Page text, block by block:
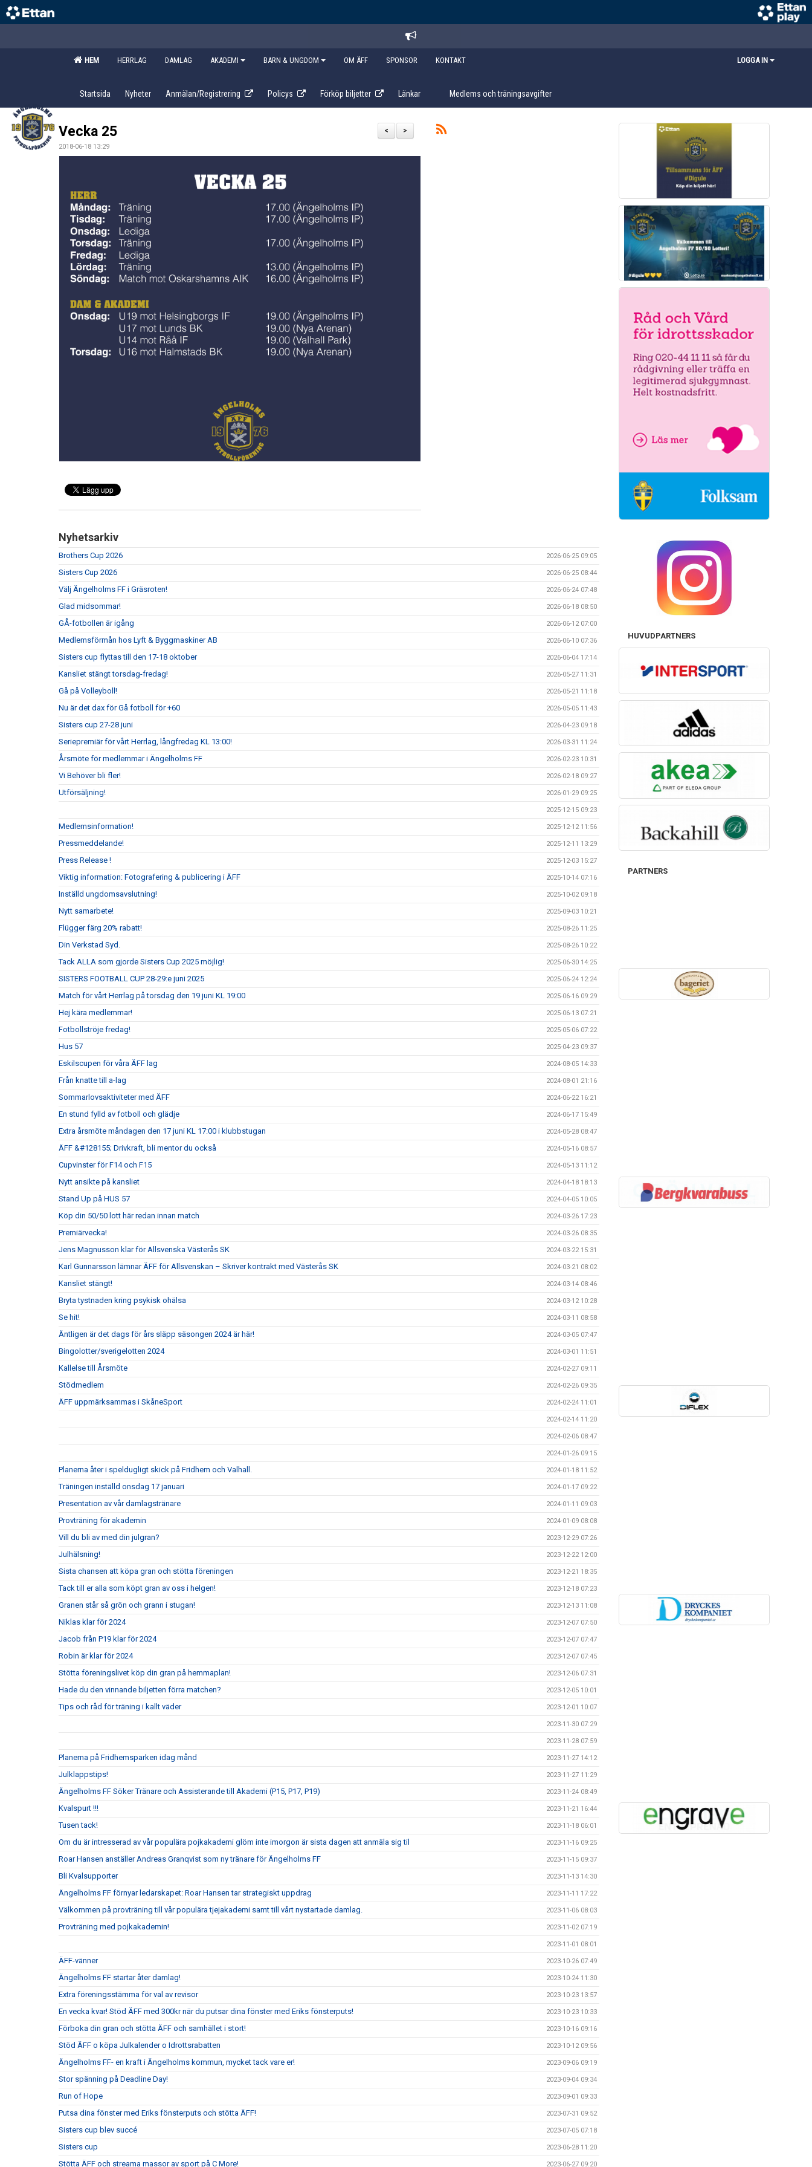
HEM HERRLAG DAMLAG AKADEMI BARN & UNGDOM OM ÄFF SPONSOR KONTAKT LOGGA IN
Startsida Nyheter Anmälan/Registrering Policys Förköp biljetter Länkar Medlems och träningsavgifter
>
<
Vecka 25
2018-06-18 13:29
Nyhetsarkiv
Brothers Cup 2026 2026-06-25 09:05
Sisters Cup 2026 2026-06-25 08:44
Välj Ängelholms FF i Gräsroten! 2026-06-24 07:48
Glad midsommar! 2026-06-18 08:50
GÅ-fotbollen är igång 2026-06-12 07:00
Medlemsförmån hos Lyft & Byggmaskiner AB 2026-06-10 07:36
Sisters cup flyttas till den 17-18 oktober 2026-06-04 17:14
Kansliet stängt torsdag-fredag! 2026-05-27 11:31
Gå på Volleyboll! 2026-05-21 11:18
Nu är det dax för Gå fotboll för +60 2026-05-05 11:43
Sisters cup 27-28 juni 2026-04-23 09:18
Seriepremiär för vårt Herrlag, långfredag KL 13:00! 2026-03-31 11:24
Årsmöte för medlemmar i Ängelholms FF 2026-02-23 10:31
Vi Behöver bli fler! 2026-02-18 09:27
Utförsäljning! 2026-01-29 09:25
2025-12-15 09:23
Medlemsinformation! 2025-12-12 11:56
Pressmeddelande! 2025-12-11 13:29
Press Release ! 2025-12-03 15:27
Viktig information: Fotografering & publicering i ÄFF 2025-10-14 07:16
Inställd ungdomsavslutning! 2025-10-02 09:18
Nytt samarbete! 2025-09-03 10:21
Flügger färg 20% rabatt! 2025-08-26 11:25
Din Verkstad Syd. 2025-08-26 10:22
Tack ALLA som gjorde Sisters Cup 2025 möjlig! 2025-06-30 14:25
SISTERS FOOTBALL CUP 28-29:e juni 2025 2025-06-24 12:24
Match för vårt Herrlag på torsdag den 19 juni KL 19:00 2025-06-16 09:29
Hej kära medlemmar! 2025-06-13 07:21
Fotbollströje fredag! 2025-05-06 07:22
Hus 57 2025-04-23 09:37
Eskilscupen för våra ÄFF lag 2024-08-05 14:33
Från knatte till a-lag 2024-08-01 21:16
Sommarlovsaktiviteter med ÄFF 2024-06-22 16:21
En stund fylld av fotboll och glädje 2024-06-17 15:49
Extra årsmöte måndagen den 17 juni KL 17:00 i klubbstugan 2024-05-28 08:47
ÄFF &#128155; Drivkraft, bli mentor du också 2024-05-16 08:57
Cupvinster för F14 och F15 2024-05-13 11:12
Nytt ansikte på kansliet 2024-04-18 18:13
Stand Up på HUS 57 2024-04-05 10:05
Köp din 50/50 lott här redan innan match 2024-03-26 17:23
Premiärvecka! 2024-03-26 08:35
Jens Magnusson klar för Allsvenska Västerås SK 2024-03-22 15:31
Karl Gunnarsson lämnar ÄFF för Allsvenskan – Skriver kontrakt med Västerås SK 2024-03-21 08:02
Kansliet stängt! 2024-03-14 08:46
Bryta tystnaden kring psykisk ohälsa 2024-03-12 10:28
Se hit! 2024-03-11 08:58
Äntligen är det dags för års släpp säsongen 2024 är här! 2024-03-05 07:47
Bingolotter/sverigelotten 2024 2024-03-01 11:51
Kallelse till Årsmöte 2024-02-27 09:11
Stödmedlem 2024-02-26 09:35
ÄFF uppmärksammas i SkåneSport 2024-02-24 11:01
2024-02-14 11:20
2024-02-06 08:47
2024-01-26 09:15
Planerna åter i speldugligt skick på Fridhem och Valhall. 2024-01-18 11:52
Träningen inställd onsdag 17 januari 2024-01-17 09:22
Presentation av vår damlagstränare 2024-01-11 09:03
Provträning för akademin 2024-01-09 08:08
Vill du bli av med din julgran? 2023-12-29 07:26
Julhälsning! 2023-12-22 12:00
Sista chansen att köpa gran och stötta föreningen 2023-12-21 18:35
Tack till er alla som köpt gran av oss i helgen! 2023-12-18 07:23
Granen står så grön och grann i stugan! 2023-12-13 11:08
Niklas klar för 2024 2023-12-07 07:50
Jacob från P19 klar för 2024 2023-12-07 07:47
Robin är klar för 2024 2023-12-07 07:45
Stötta föreningslivet köp din gran på hemmaplan! 2023-12-06 07:31
Hade du den vinnande biljetten förra matchen? 2023-12-05 10:01
Tips och råd för träning i kallt väder 2023-12-01 10:07
2023-11-30 07:29
2023-11-28 07:59
Planerna på Fridhemsparken idag månd 2023-11-27 14:12
Julklappstips! 2023-11-27 11:29
Ängelholms FF Söker Tränare och Assisterande till Akademi (P15, P17, P19) 2023-11-24 08:49
Kvalspurt !!! 2023-11-21 16:44
Tusen tack! 2023-11-18 06:01
Om du är intresserad av vår populära pojkakademi glöm inte imorgon är sista dagen att anmäla sig til 2023-11-16 09:25
Roar Hansen anställer Andreas Granqvist som ny tränare för Ängelholms FF 2023-11-15 09:37
Bli Kvalsupporter 2023-11-13 14:30
Ängelholms FF förnyar ledarskapet: Roar Hansen tar strategiskt uppdrag 2023-11-11 17:22
Välkommen på provträning till vår populära tjejakademi samt till vårt nystartade damlag. 2023-11-06 08:03
Provträning med pojkakademin! 2023-11-02 07:19
2023-11-01 08:01
ÄFF-vänner 2023-10-26 07:49
Ängelholms FF startar åter damlag! 2023-10-24 11:30
Extra föreningsstämma för val av revisor 2023-10-23 13:57
En vecka kvar! Stöd ÄFF med 300kr när du putsar dina fönster med Eriks fönsterputs! 2023-10-23 10:33
Förboka din gran och stötta ÄFF och samhället i stort! 2023-10-16 09:16
Stöd ÄFF o köpa Julkalender o Idrottsrabatten 2023-10-12 09:56
Ängelholms FF- en kraft i Ängelholms kommun, mycket tack vare er! 2023-09-06 09:19
Stor spänning på Deadline Day! 2023-09-04 09:34
Run of Hope 2023-09-01 09:33
Putsa dina fönster med Eriks fönsterputs och stötta ÄFF! 2023-07-31 09:52
Sisters cup blev succé 2023-07-05 07:18
Sisters cup 2023-06-28 11:20
Stötta ÄFF och streama massor av sport på C More! 2023-06-27 09:20
HUVUDPARTNERS
PARTNERS